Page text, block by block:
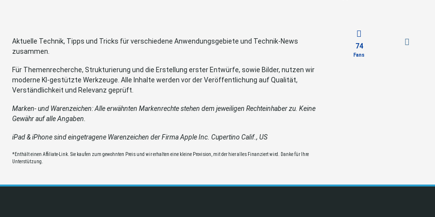
Aktuelle Technik, Tipps und Tricks für verschiedene Anwendungsgebiete und Technik-News
zusammen.
Für Themenrecherche, Strukturierung und die Erstellung erster Entwürfe, sowie Bilder, nutzen wir
moderne KI-gestützte Werkzeuge. Alle Inhalte werden vor der Veröffentlichung auf Qualität,
Verständlichkeit und Relevanz geprüft.
Marken- und Warenzeichen: Alle erwähnten Markenrechte stehen dem jeweiligen Rechteinhaber zu. Keine
Gewähr auf alle Angaben.
iPad & iPhone sind eingetragene Warenzeichen der Firma Apple Inc. Cupertino Calif., US
*Enthält einen Affiliate-Link. Sie kaufen zum gewohnten Preis und wir erhalten eine kleine Provision, mit der hier alles Finanziert wird. Danke für Ihre
Unterstützung.
74
Fans